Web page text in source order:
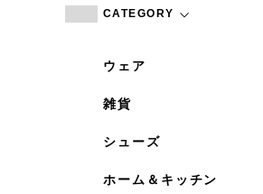
CATEGORY
ウェア
雑貨
シューズ
ホーム＆キッチン